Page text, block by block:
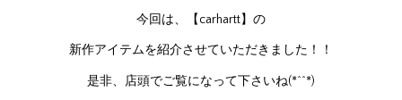
今回は、【carhartt】の
新作アイテムを紹介させていただきました！！
是非、店頭でご覧になって下さいね(*^^*)